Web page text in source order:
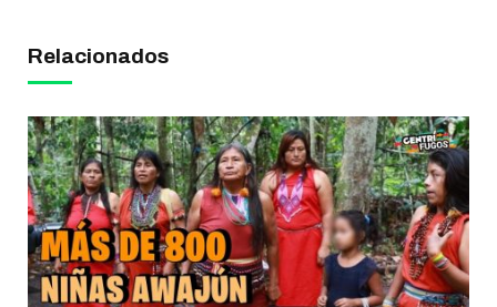
Relacionados